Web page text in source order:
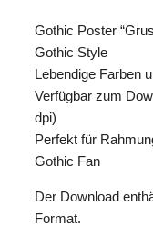
Gothic Poster
Gothic Style
Lebendige Farben
Verfügbar zum
dpi)
Perfekt für
Gothic Fan
Der Download
Format.